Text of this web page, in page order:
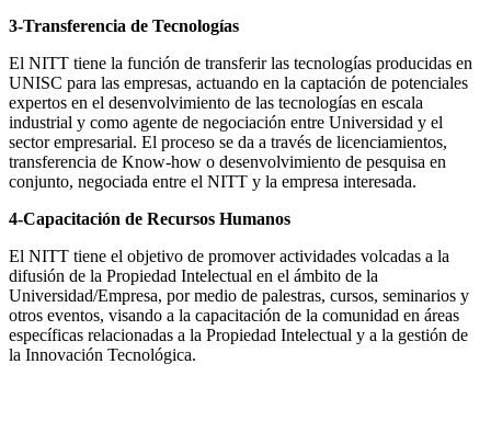
3-Transferencia de Tecnologías
El NITT tiene la función de transferir las tecnologías producidas en
UNISC para las empresas, actuando en la captación de potenciales
expertos en el desenvolvimiento de las tecnologías en escala
industrial y como agente de negociación entre Universidad y el
sector empresarial. El proceso se da a través de licenciamientos,
transferencia de Know-how o desenvolvimiento de pesquisa en
conjunto, negociada entre el NITT y la empresa interesada.
4-Capacitación de Recursos Humanos
El NITT tiene el objetivo de promover actividades volcadas a la
difusión de la Propiedad Intelectual en el ámbito de la
Universidad/Empresa, por medio de palestras, cursos, seminarios y
otros eventos, visando a la capacitación de la comunidad en áreas
específicas relacionadas a la Propiedad Intelectual y a la gestión de
la Innovación Tecnológica.